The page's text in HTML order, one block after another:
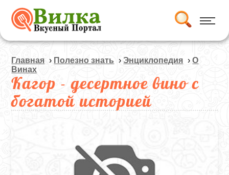
Главная › Полезно знать ›Энциклопедия ›О
Винах
Кагор - десертное вино с
богатой историей